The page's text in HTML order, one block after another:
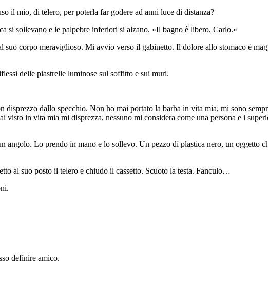
il mio, di telero, per poterla far godere ad anni luce di distanza?
si sollevano e le palpebre inferiori si alzano. «Il bagno è libero, Carlo.»
corpo meraviglioso. Mi avvio verso il gabinetto. Il dolore allo stomaco è
delle piastrelle luminose sul soffitto e sui muri.
dallo specchio. Non ho mai portato la barba in vita mia, mi sono
in vita mia mi disprezza, nessuno mi considera come una persona e i
Lo prendo in mano e lo sollevo. Un pezzo di plastica nero, un oggetto
al suo posto il telero e chiudo il cassetto. Scuoto la testa. Fanculo…
definire amico.